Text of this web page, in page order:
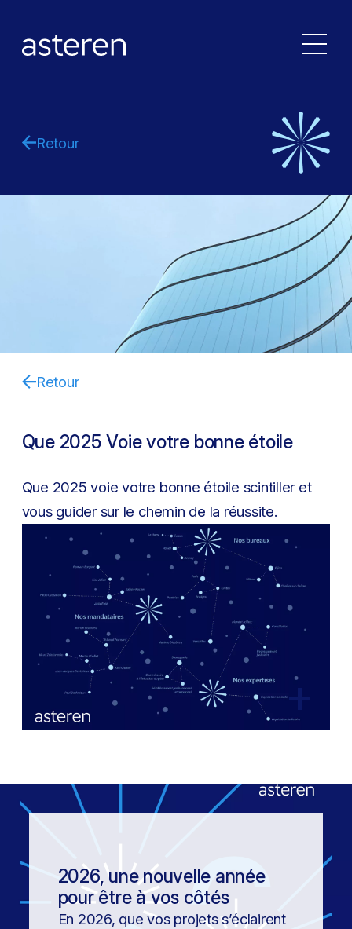
Retour
Retour
Que 2025 Voie votre bonne étoile
Que 2025 voie votre bonne étoile scintiller et
vous guider sur le chemin de la réussite.
2026, une nouvelle année
pour être à vos côtés
En 2026, que vos projets s’éclairent